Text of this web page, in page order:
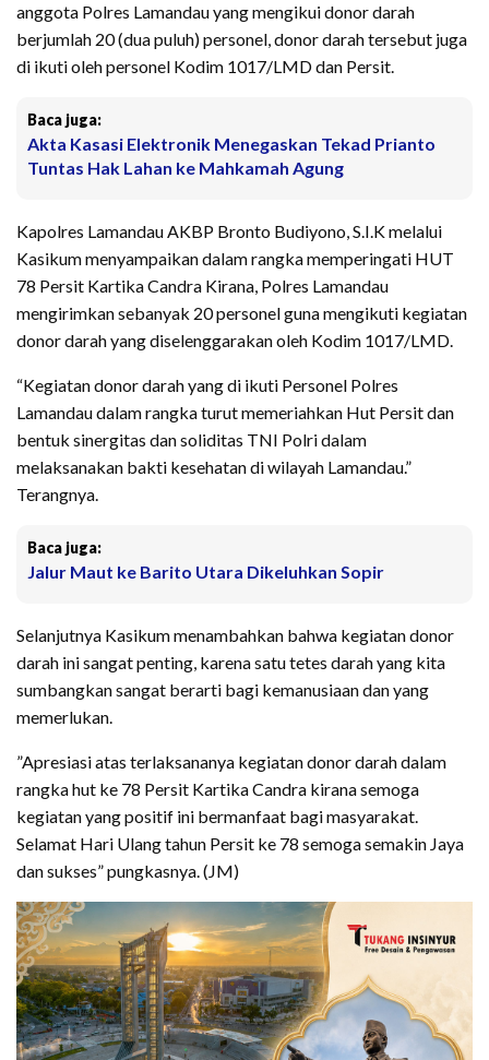
anggota Polres Lamandau yang mengikui donor darah
berjumlah 20 (dua puluh) personel, donor darah tersebut juga
di ikuti oleh personel Kodim 1017/LMD dan Persit.
Baca juga:
Akta Kasasi Elektronik Menegaskan Tekad Prianto
Tuntas Hak Lahan ke Mahkamah Agung
Kapolres Lamandau AKBP Bronto Budiyono, S.I.K melalui
Kasikum menyampaikan dalam rangka memperingati HUT
78 Persit Kartika Candra Kirana, Polres Lamandau
mengirimkan sebanyak 20 personel guna mengikuti kegiatan
donor darah yang diselenggarakan oleh Kodim 1017/LMD.
“Kegiatan donor darah yang di ikuti Personel Polres
Lamandau dalam rangka turut memeriahkan Hut Persit dan
bentuk sinergitas dan soliditas TNI Polri dalam
melaksanakan bakti kesehatan di wilayah Lamandau.”
Terangnya.
Baca juga:
Jalur Maut ke Barito Utara Dikeluhkan Sopir
Selanjutnya Kasikum menambahkan bahwa kegiatan donor
darah ini sangat penting, karena satu tetes darah yang kita
sumbangkan sangat berarti bagi kemanusiaan dan yang
memerlukan.
”Apresiasi atas terlaksananya kegiatan donor darah dalam
rangka hut ke 78 Persit Kartika Candra kirana semoga
kegiatan yang positif ini bermanfaat bagi masyarakat.
Selamat Hari Ulang tahun Persit ke 78 semoga semakin Jaya
dan sukses” pungkasnya. (JM)